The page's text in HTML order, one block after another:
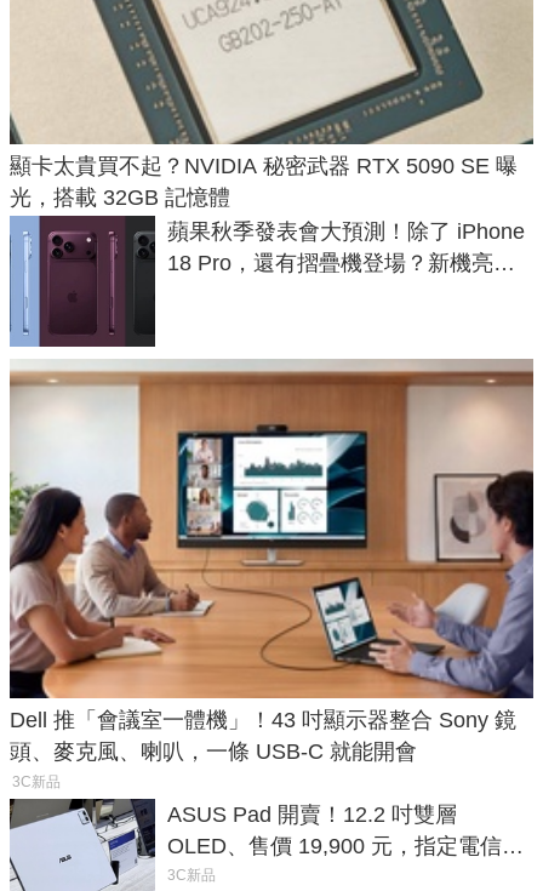
顯卡太貴買不起？NVIDIA 秘密武器 RTX 5090 SE 曝
光，搭載 32GB 記憶體
蘋果秋季發表會大預測！除了 iPhone
18 Pro，還有摺疊機登場？新機亮點
Dell 推「會議室一體機」！43 吋顯示器整合 Sony 鏡
頭、麥克風、喇叭，一條 USB-C 就能開會
3C新品
ASUS Pad 開賣！12.2 吋雙層
OLED、售價 19,900 元，指定電信資
費最低 0 元入手
3C新品